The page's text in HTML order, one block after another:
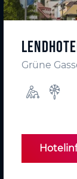
Grüne